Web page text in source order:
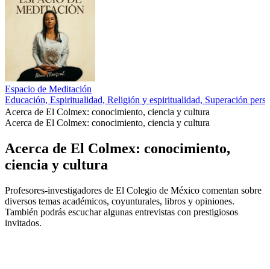
Espacio de Meditación
Educación, Espiritualidad, Religión y espiritualidad, Superación
Acerca de El Colmex: conocimiento, ciencia y cultura
Acerca de El Colmex: conocimiento, ciencia y cultura
Acerca de El Colmex: conocimiento,
ciencia y cultura
Profesores-investigadores de El Colegio de México comentan sobre
diversos temas académicos, coyunturales, libros y opiniones.
También podrás escuchar algunas entrevistas con prestigiosos
invitados.